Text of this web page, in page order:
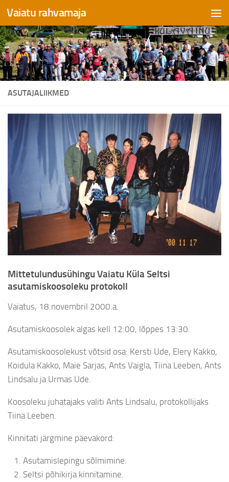
Skip to content
Vaiatu rahvamaja
ASUTAJALIIKMED
Mittetulundusühingu Vaiatu Küla Seltsi
asutamiskoosoleku protokoll
Vaiatus, 18.novembril 2000.a.
Asutamiskoosolek algas kell 12:00, lõppes 13:30.
Asutamiskoosolekust võtsid osa: Kersti Ude, Elery Kakko,
Koidula Kakko, Maie Sarjas, Ants Vaigla, Tiina Leeben, Ants
Lindsalu ja Urmas Ude.
Koosoleku juhatajaks valiti Ants Lindsalu, protokollijaks
Tiina Leeben.
Kinnitati järgmine päevakord:
Asutamislepingu sõlmimine.
Seltsi põhikirja kinnitamine.